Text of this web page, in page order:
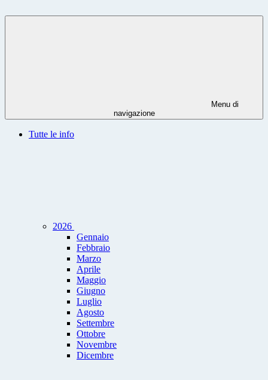
Menu di
navigazione
Tutte le info
2026
Gennaio
Febbraio
Marzo
Aprile
Maggio
Giugno
Luglio
Agosto
Settembre
Ottobre
Novembre
Dicembre